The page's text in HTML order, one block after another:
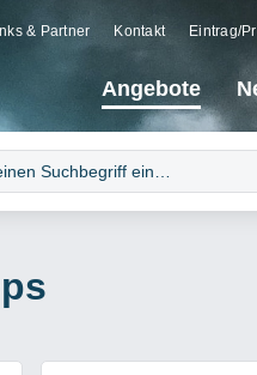
& Partner Kontakt Eintrag/
Angebote